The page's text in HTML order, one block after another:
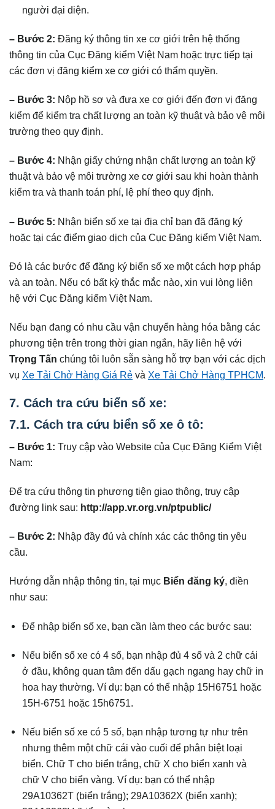
người đại diện.
– Bước 2: Đăng ký thông tin xe cơ giới trên hệ thống
thông tin của Cục Đăng kiểm Việt Nam hoặc trực tiếp tại
các đơn vị đăng kiểm xe cơ giới có thẩm quyền.
– Bước 3: Nộp hồ sơ và đưa xe cơ giới đến đơn vị đăng
kiểm để kiểm tra chất lượng an toàn kỹ thuật và bảo vệ môi
trường theo quy định.
– Bước 4: Nhận giấy chứng nhận chất lượng an toàn kỹ
thuật và bảo vệ môi trường xe cơ giới sau khi hoàn thành
kiểm tra và thanh toán phí, lệ phí theo quy định.
– Bước 5: Nhận biển số xe tại địa chỉ bạn đã đăng ký
hoặc tại các điểm giao dịch của Cục Đăng kiểm Việt Nam.
Đó là các bước để đăng ký biển số xe một cách hợp pháp
và an toàn. Nếu có bất kỳ thắc mắc nào, xin vui lòng liên
hệ với Cục Đăng kiểm Việt Nam.
Nếu bạn đang có nhu cầu vận chuyển hàng hóa bằng các
phương tiện trên trong thời gian ngắn, hãy liên hệ với
Trọng Tấn chúng tôi luôn sẵn sàng hỗ trợ bạn với các dịch
vụ Xe Tải Chở Hàng Giá Rẻ và Xe Tải Chở Hàng TPHCM.
7. Cách tra cứu biển số xe:
7.1. Cách tra cứu biển số xe ô tô:
– Bước 1: Truy cập vào Website của Cục Đăng Kiểm Việt
Nam:
Để tra cứu thông tin phương tiện giao thông, truy cập
đường link sau: http://app.vr.org.vn/ptpublic/
– Bước 2: Nhập đầy đủ và chính xác các thông tin yêu
cầu.
Hướng dẫn nhập thông tin, tại mục Biển đăng ký, điền
như sau:
Để nhập biển số xe, bạn cần làm theo các bước sau:
Nếu biển số xe có 4 số, bạn nhập đủ 4 số và 2 chữ cái
ở đầu, không quan tâm đến dấu gạch ngang hay chữ in
hoa hay thường. Ví dụ: bạn có thể nhập 15H6751 hoặc
15H-6751 hoặc 15h6751.
Nếu biển số xe có 5 số, bạn nhập tương tự như trên
nhưng thêm một chữ cái vào cuối để phân biệt loại
biển. Chữ T cho biển trắng, chữ X cho biển xanh và
chữ V cho biển vàng. Ví dụ: bạn có thể nhập
29A10362T (biển trắng); 29A10362X (biển xanh);